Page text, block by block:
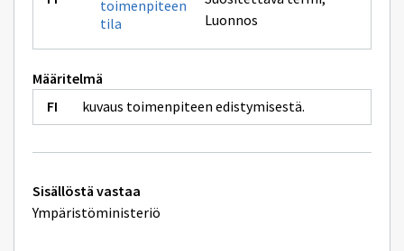
toimenpiteen
tila
Luonnos
Määritelmä
kuvaus toimenpiteen edistymisestä.
Tekniset
lisätiedot
Sisällöstä vastaa
Ympäristöministeriö